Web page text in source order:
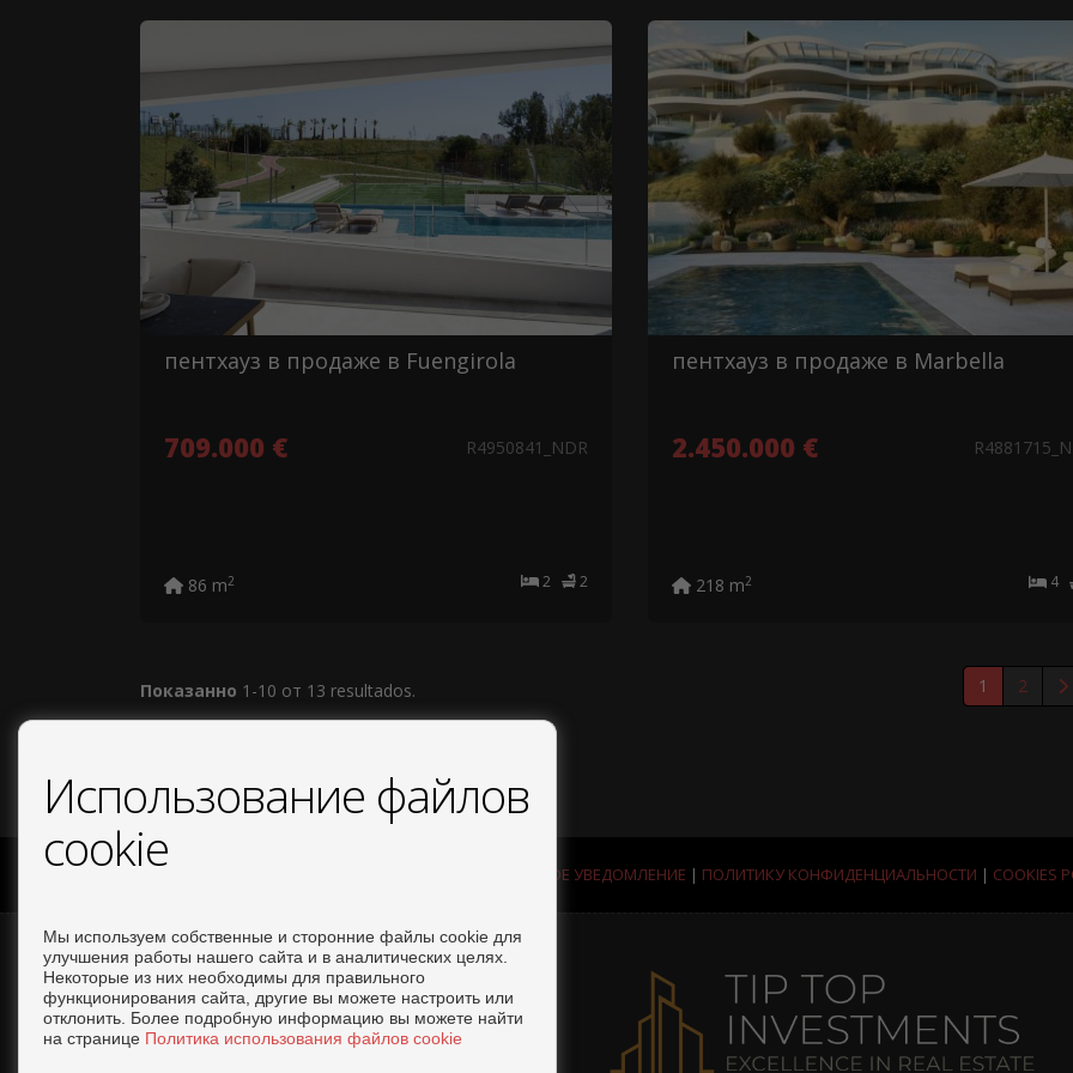
пентхауз в продаже в Fuengirola
709.000 € R4950841_NDR
2 2
86 m2
пентхауз в продаже в Marbella
2.450.000 €
4
218 m2
Показанно 1-10 от 13 resultados. 1 2
ОФИЦИАЛЬНОЕ УВЕДОМЛЕНИЕ | ПОЛИТИКУ КОНФИДЕНЦИАЛЬНОСТИ | COOKIES
СВЯЗАТЬСЯ
+34 644293919
Использование файлов
cookie
Мы используем собственные и сторонние файлы cookie для
улучшения работы нашего сайта и в аналитических целях.
Некоторые из них необходимы для правильного
функционирования сайта, другие вы можете настроить или
отклонить. Более подробную информацию вы можете найти
на странице Политика использования файлов cookie